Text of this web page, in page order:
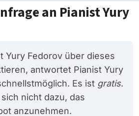
an Pianist Yury
Yury Fedorov über dieses
antwortet Pianist Yury
Es ist gratis.
nicht dazu, das
anzunehmen.